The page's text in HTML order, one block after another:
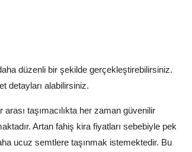
düzenli bir şekilde gerçekleştirebilirsiniz.
detayları alabilirsiniz.
taşımacılıkta her zaman güvenilir
Artan fahiş kira fiyatları sebebiyle pek
ucuz semtlere taşınmak istemektedir. Bu